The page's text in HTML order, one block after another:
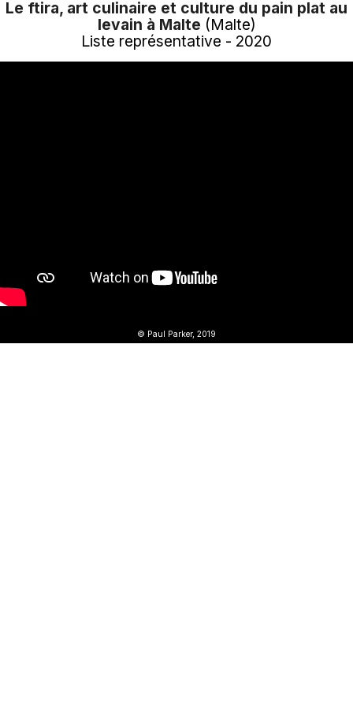
Le ftira, art culinaire et culture du pain plat au
levain à Malte (Malte)
Liste représentative - 2020
© Paul Parker, 2019